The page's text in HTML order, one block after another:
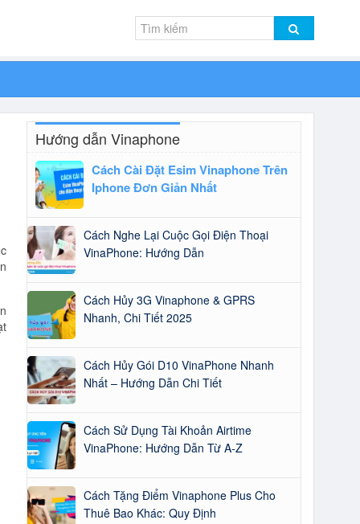
Hướng dẫn Vinaphone
Cách Cài Đặt Esim Vinaphone Trên
Iphone Đơn Giản Nhất
Cách Nghe Lại Cuộc Gọi Điện Thoại
VinaPhone: Hướng Dẫn
Cách Hủy 3G Vinaphone & GPRS
Nhanh, Chi Tiết 2025
Cách Hủy Gói D10 VinaPhone Nhanh
Nhất – Hướng Dẫn Chi Tiết
Cách Sử Dụng Tài Khoản Airtime
VinaPhone: Hướng Dẫn Từ A-Z
Cách Tặng Điểm Vinaphone Plus Cho
Thuê Bao Khác: Quy Định